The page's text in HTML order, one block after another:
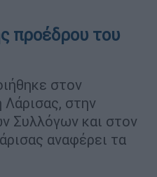
προέδρου του
στον
Λάρισας, στην
Συλλόγων και στον
αναφέρει τα